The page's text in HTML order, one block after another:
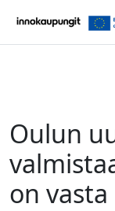
Oulun
on